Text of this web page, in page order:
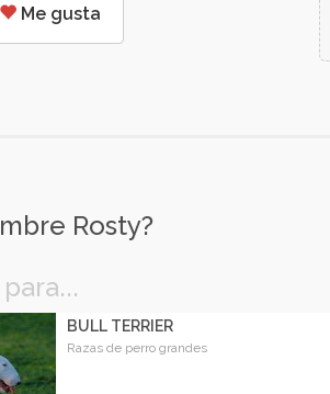
Me gusta
Rosty?
BULL TERRIER
Razas de perro grandes